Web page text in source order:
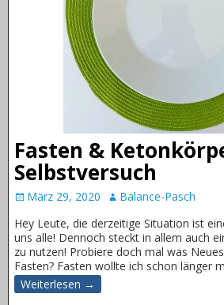
Fasten &
Selbstversuch
März 29, 2020
Balance-Pasch
Hey Leute, die derzeitige Situation ist
uns alle! Dennoch steckt in allem auch
zu nutzen! Probiere doch mal was
Fasten? Fasten wollte ich schon länger
Weiterlesen →